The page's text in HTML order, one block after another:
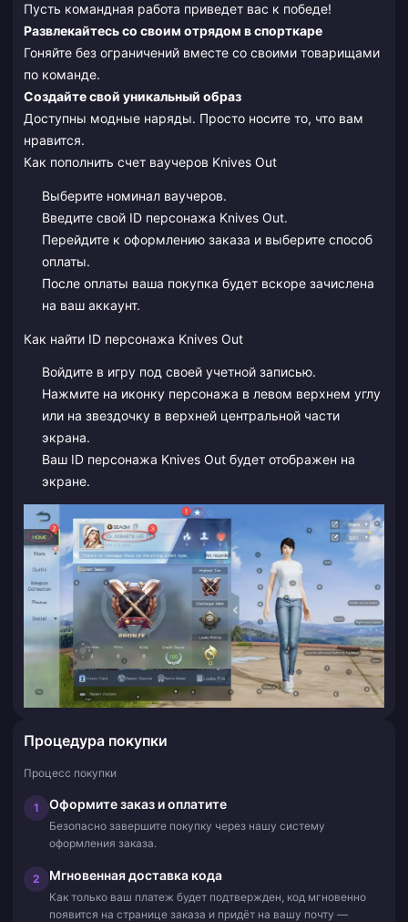
Пусть командная работа приведет вас к победе!
Развлекайтесь со своим отрядом в спорткаре
Гоняйте без ограничений вместе со своими товарищами
по команде.
Создайте свой уникальный образ
Доступны модные наряды. Просто носите то, что вам
нравится.
Как пополнить счет ваучеров Knives Out
Выберите номинал ваучеров.
Введите свой ID персонажа Knives Out.
Перейдите к оформлению заказа и выберите способ
оплаты.
После оплаты ваша покупка будет вскоре зачислена
на ваш аккаунт.
Как найти ID персонажа Knives Out
Войдите в игру под своей учетной записью.
Нажмите на иконку персонажа в левом верхнем углу
или на звездочку в верхней центральной части
экрана.
Ваш ID персонажа Knives Out будет отображен на
экране.
Процедура покупки
Процесс покупки
1 Оформите заказ и оплатите
Безопасно завершите покупку через нашу систему
оформления заказа.
2 Мгновенная доставка кода
Как только ваш платеж будет подтвержден, код мгновенно
появится на странице заказа и придёт на вашу почту —